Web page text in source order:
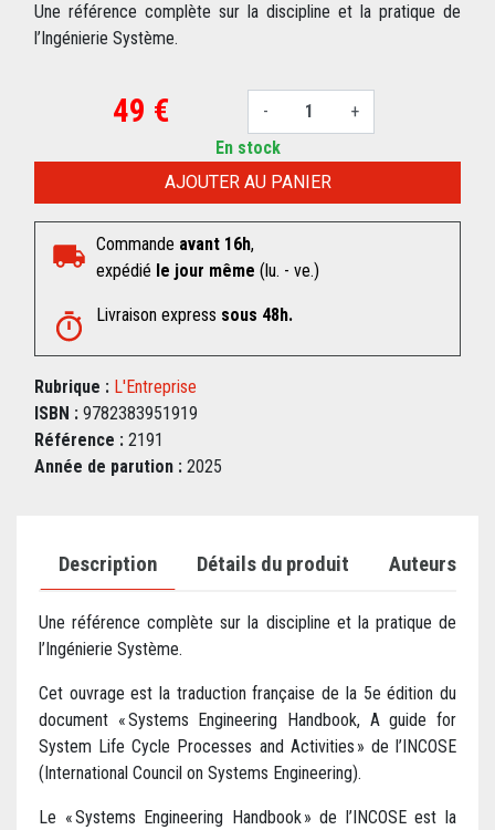
Une référence complète sur la discipline et la pratique de
l’Ingénierie Système.
49 € - +
AJOUTER AU PANIER
En stock
Commande avant 16h,
expédié le jour même (lu. - ve.)
Livraison express sous 48h.
Rubrique : L'Entreprise
ISBN : 9782383951919
Référence : 2191
Année de parution : 2025
Description Détails du produit Auteurs
Une référence complète sur la discipline et la pratique de
l’Ingénierie Système.
Cet ouvrage est la traduction française de la 5e édition du
document « Systems Engineering Handbook, A guide for
System Life Cycle Processes and Activities » de l’INCOSE
(International Council on Systems Engineering).
Le « Systems Engineering Handbook » de l’INCOSE est la